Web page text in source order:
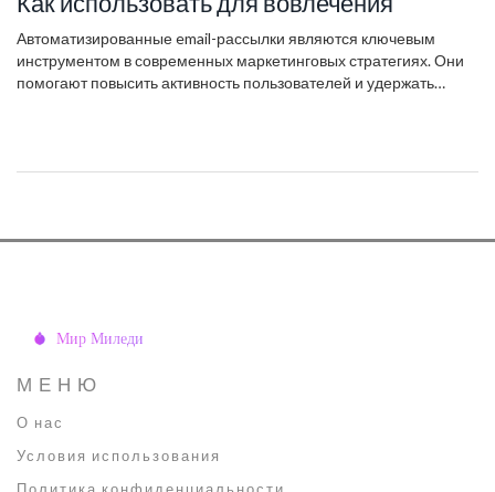
Автоматизированные email-рассылки являются ключевым
инструментом в современных маркетинговых стратегиях. Они
помогают повысить активность пользователей и удержать
Чарного и других известных экспертов в области цифрового
МЕНЮ
О нас
Условия использования